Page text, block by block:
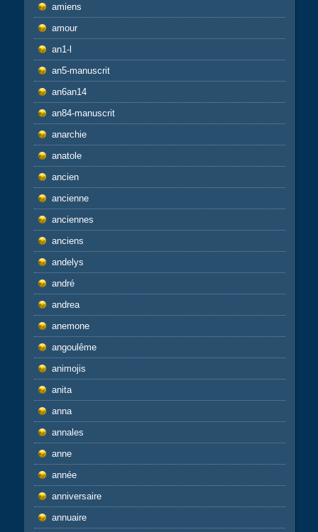
amiens
amour
an1-l
an5-manuscrit
an6an14
an84-manuscrit
anarchie
anatole
ancien
ancienne
anciennes
anciens
andelys
andré
andrea
anemone
angoulême
animojis
anita
anna
annales
anne
année
anniversaire
annuaire